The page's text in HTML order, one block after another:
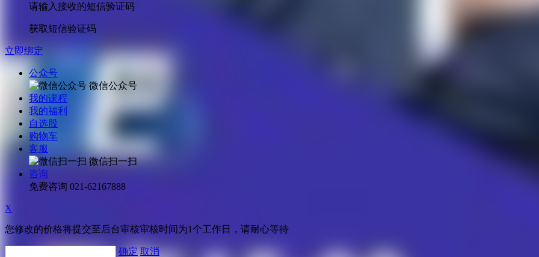
请输入接收的短信验证码
获取短信验证码
立即绑定
公众号
微信公众号
我的课程
我的福利
自选股
购物车
客服
微信扫一扫
咨询
免费咨询 021-62167888
X
您修改的价格将提交至后台审核审核时间为1个工作日，请耐心等待
确定 取消